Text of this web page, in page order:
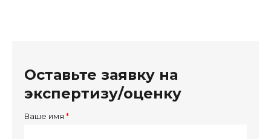
Оставьте заявку на
экспертизу/оценку
Ваше имя